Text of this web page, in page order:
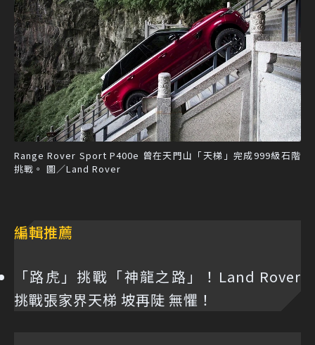
Range Rover Sport P400e 曾在天門山「天梯」完成999級石階
挑戰。 圖／Land Rover
編輯推薦
「路虎」挑戰「神龍之路」！Land Rover
挑戰張家界天梯 坡再陡 無懼！